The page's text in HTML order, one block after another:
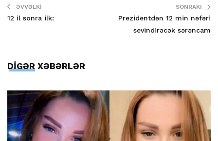
ƏVVƏLKI
12 il sonra ilk:
SONRAKI
Prezidentdən 12 min nəfəri
sevindirəcək sərəncam
DİGƏR XƏBƏRLƏR